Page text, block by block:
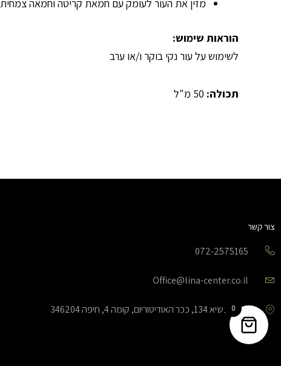
מזין את העור לעומק עם חמאת קריטה וחמאה צמחית
הוראות שימוש:
לשימוש על עור נקי בוקר ו/או ערב
תכולה:
צור קשר
072-2575165
Office@lina-center.co.il
שד’ הנשיא 134, ככר האודיטוריום, קומה 4, חיפה 346204
0